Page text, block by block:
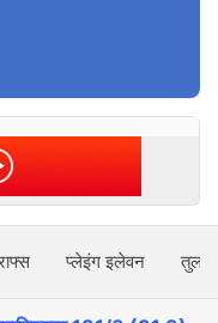
प्लेइंग इलेवन तुलना